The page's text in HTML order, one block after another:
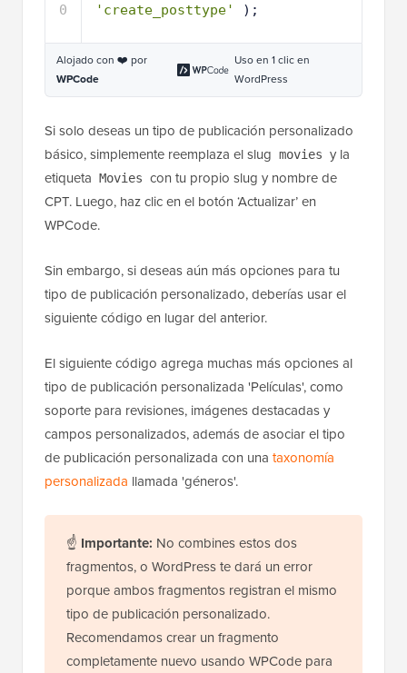
0
'create_posttype'
);
Alojado con ❤️ por
WPCode
Uso en 1 clic en
WordPress
Si solo deseas un tipo de publicación personalizado
básico, simplemente reemplaza el slug movies y la
etiqueta Movies con tu propio slug y nombre de
CPT. Luego, haz clic en el botón ‘Actualizar’ en
WPCode.
Sin embargo, si deseas aún más opciones para tu
tipo de publicación personalizado, deberías usar el
siguiente código en lugar del anterior.
El siguiente código agrega muchas más opciones al
tipo de publicación personalizada 'Películas', como
soporte para revisiones, imágenes destacadas y
campos personalizados, además de asociar el tipo
de publicación personalizada con una taxonomía
personalizada llamada 'géneros'.
☝ Importante: No combines estos dos
fragmentos, o WordPress te dará un error
porque ambos fragmentos registran el mismo
tipo de publicación personalizado.
Recomendamos crear un fragmento
completamente nuevo usando WPCode para